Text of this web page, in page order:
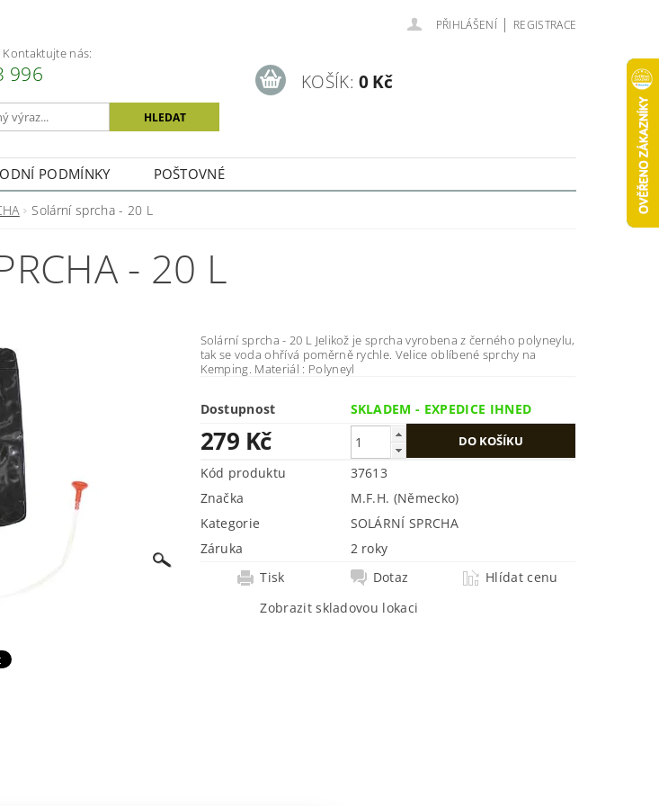
Kontaktujte nás:
996
PŘIHLÁŠENÍ | REGISTRACE
KOŠÍK: 0 Kč
PODMÍNKY POŠTOVNÉ
Solární sprcha - 20 L
- 20 L
Solární sprcha - 20 L Jelikož je sprcha vyrobena z černého polyneylu,
tak se voda ohřívá poměrně rychle. Velice oblíbené sprchy na
Kemping. Materiál : Polyneyl
Dostupnost SKLADEM - EXPEDICE IHNED
279 Kč
Kód produktu
37613
Značka
M.F.H. (Německo)
Kategorie
SOLÁRNÍ SPRCHA
Záruka
2 roky
Tisk
Dotaz
Hlídat cenu
Zobrazit skladovou lokaci